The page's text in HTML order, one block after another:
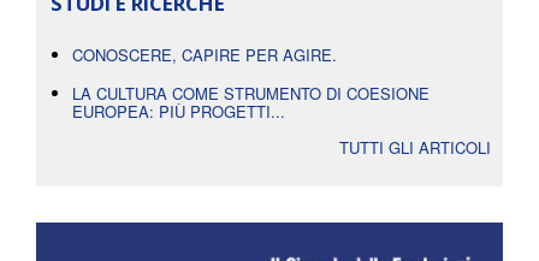
CONOSCERE, CAPIRE PER AGIRE.
LA CULTURA COME STRUMENTO DI COESIONE
EUROPEA: PIÙ PROGETTI...
TUTTI GLI ARTICOLI